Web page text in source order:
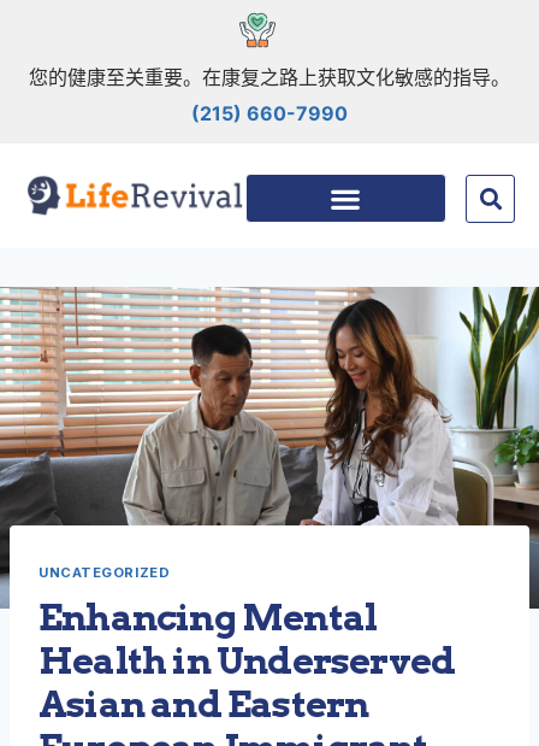
您的健康至关重要。在康复之路上获取文化敏感的指导。
(215) 660-7990
UNCATEGORIZED
Enhancing Mental
Health in Underserved
Asian and Eastern